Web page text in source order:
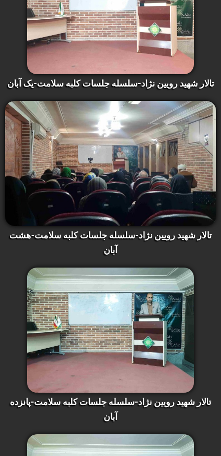
تالار شهید رویین نژاد-سلسله جلسات کلبه سلامت-یک آبان
تالار شهید رویین نژاد-سلسله جلسات کلبه سلامت-هشت
آبان
تالار شهید رویین نژاد-سلسله جلسات کلبه سلامت-پانزده
آبان